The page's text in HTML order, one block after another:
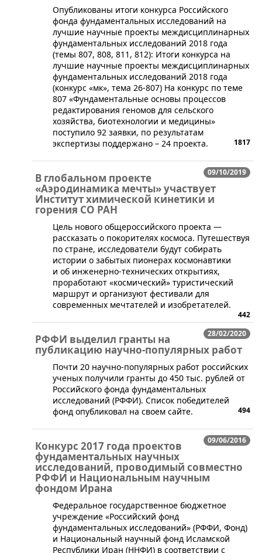
​​Опубликованы итоги конкурса Российского
фонда фундаментальных исследований на
лучшие научные проекты междисциплинарных
фундаментальных исследований 2018 года
(темы 807, 808, 811, 812): Итоги конкурса на
лучшие научные проекты междисциплинарных
фундаментальных исследований 2018 года
(конкурс «мк», тема 26-807) На конкурс по теме
807 «Фундаментальные основы процессов
редактирования геномов для сельского
хозяйства, биотехнологии и медицины»
поступило 92 заявки, по результатам
экспертизы поддержано – 24 проекта.
1817
09/10/2019
В глобальном проекте
«Аэродинамика мечты» участвует
Институт химической кинетики и
горения СО РАН
Цель нового общероссийского проекта —
рассказать о покорителях космоса. Путешествуя
по стране, исследователи будут собирать
истории о забытых пионерах космонавтики
и об инженерно-технических открытиях,
проработают «космический» туристический
маршрут и организуют фестивали для
современных мечтателей и изобретателей.
442
28/02/2020
РФФИ выделил гранты на
публикацию научно-популярных работ
​Почти 20 научно-популярных работ российских
ученых получили гранты до 450 тыс. рублей от
Российского фонда фундаментальных
исследований (РФФИ). Список победителей
фонд опубликовал на своем сайте.
494
09/06/2016
Конкурс 2017 года проектов
фундаментальных научных
исследований, проводимый совместно
РФФИ и Национальным научным
фондом Ирана
​Федеральное государственное бюджетное
учреждение «Российский фонд
фундаментальных исследований» (РФФИ, Фонд)
и Национальный научный фонд Исламской
Республики Иран (ННФИ) в соответствии с